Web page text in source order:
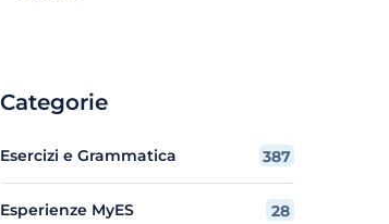
Categorie
Esercizi e Grammatica 387
Esperienze MyES 28